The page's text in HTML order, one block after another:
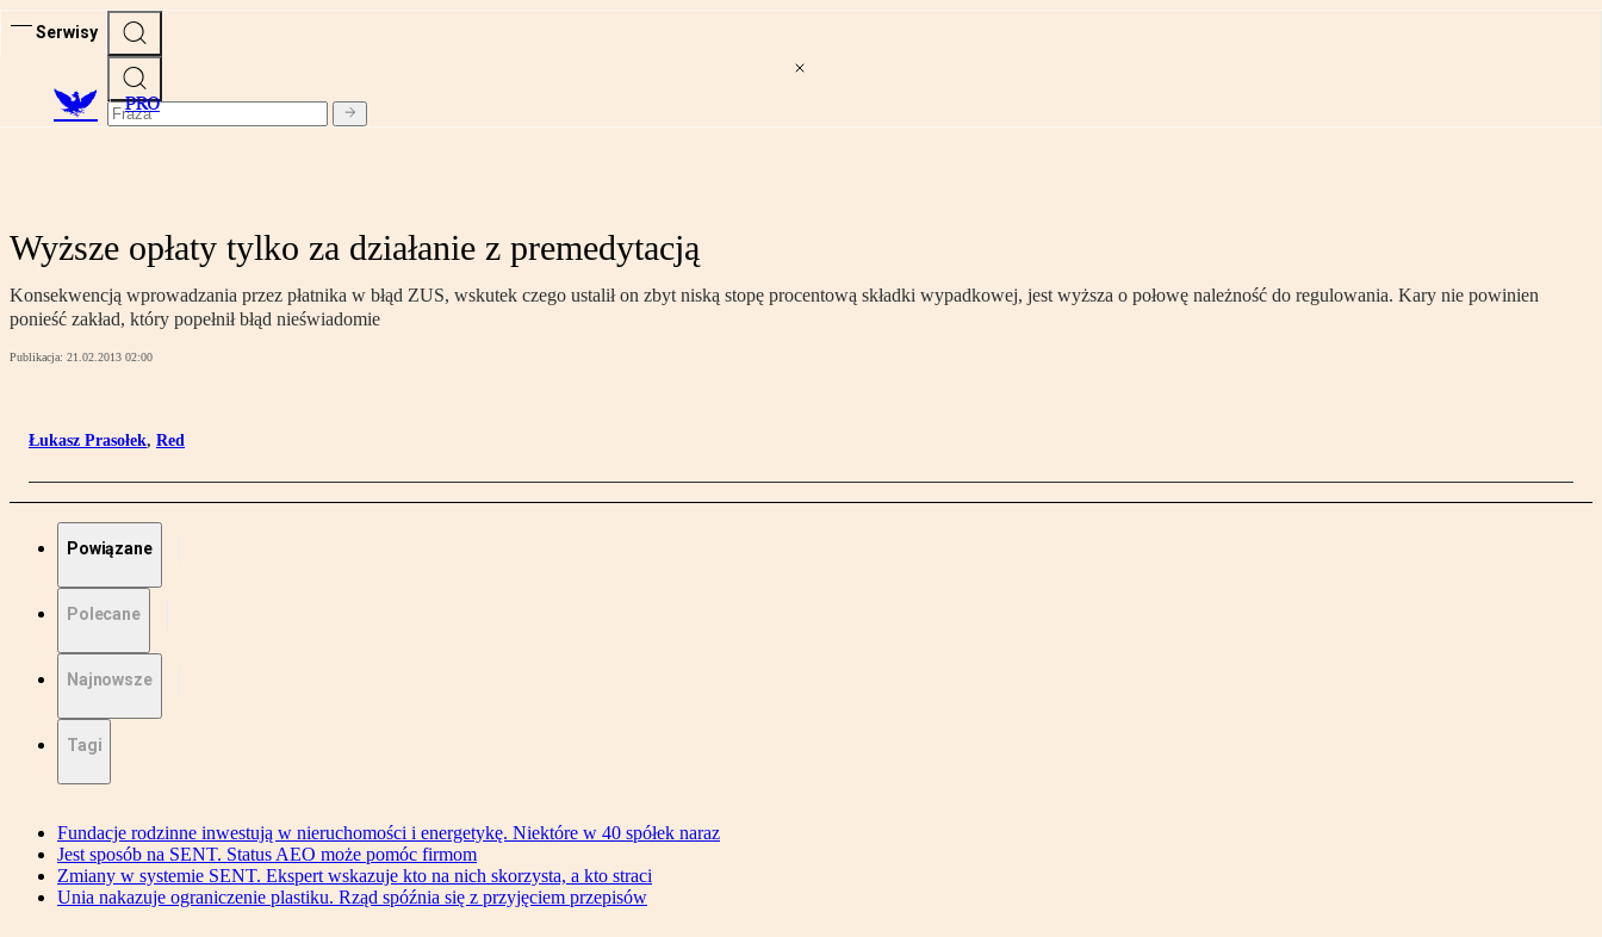
Serwisy
PRO
Wyższe opłaty tylko za działanie z premedytacją
Konsekwencją wprowadzania przez płatnika w błąd ZUS, wskutek czego ustalił on zbyt niską stopę procentową składki wypadkowej, jest wyższa o połowę należność do regulowania. Kary nie powinien
ponieść zakład, który popełnił błąd nieświadomie
Publikacja: 21.02.2013 02:00
Łukasz Prasołek, Red
Powiązane
Polecane
Najnowsze
Tagi
Fundacje rodzinne inwestują w nieruchomości i energetykę. Niektóre w 40 spółek naraz
Jest sposób na SENT. Status AEO może pomóc firmom
Zmiany w systemie SENT. Ekspert wskazuje kto na nich skorzysta, a kto straci
Unia nakazuje ograniczenie plastiku. Rząd spóźnia się z przyjęciem przepisów